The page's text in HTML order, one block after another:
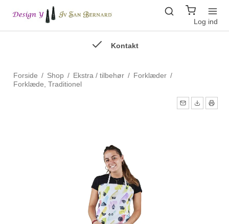
Log ind
Kontakt
Forside / Shop / Ekstra / tilbehør / Forklæder /
Forklæde, Traditionel